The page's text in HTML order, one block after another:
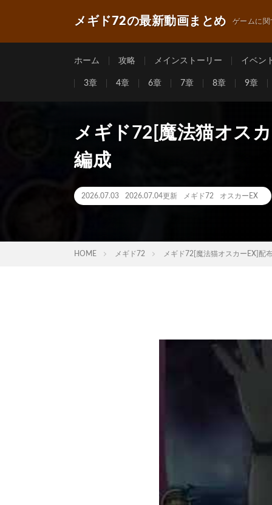
メギド72の最新動画まとめ ゲームに
ホーム 攻略 メインストーリー イベン
3章 4章 6章 7章 8章 9章
メギド72[魔法猫オス
編成
2026.07.03 2026.07.04更新 メギド72 オスカーEX
HOME メギド72 メギド72[魔法猫オスカーEX]配